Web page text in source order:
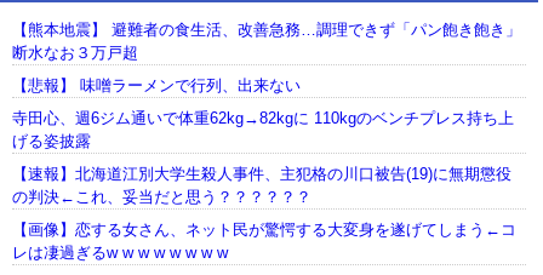
【熊本地震】 避難者の食生活、改善急務…調理できず「パン飽き飽き」
断水なお３万戸超
【悲報】 味噌ラーメンで行列、出来ない
寺田心、週6ジム通いで体重62kg→82kgに 110kgのベンチプレス持ち上
げる姿披露
【速報】北海道江別大学生殺人事件、主犯格の川口被告(19)に無期懲役
の判決←これ、妥当だと思う？？？？？？
【画像】恋する女さん、ネット民が驚愕する大変身を遂げてしまう←コ
レは凄過ぎるw w w w w w w w